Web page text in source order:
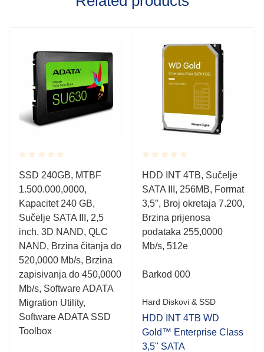
Rated
0.001
out
of
5
SSD 240GB, MTBF
1.500.000,0000,
Kapacitet 240 GB,
Sučelje SATA III, 2,5
inch, 3D NAND, QLC
NAND, Brzina čitanja do
520,0000 Mb/s, Brzina
zapisivanja do 450,0000
Mb/s, Software ADATA
Migration Utility,
Software ADATA SSD
Toolbox
Rated
0.001
out
of
5
HDD INT 4TB, Sučelje
SATA III, 256MB, Format
3,5″, Broj okretaja 7.200,
Brzina prijenosa
podataka 255,0000
Mb/s, 512e
Barkod 000
Hard Diskovi & SSD
HDD INT 4TB WD
Gold™ Enterprise Class
3,5" SATA